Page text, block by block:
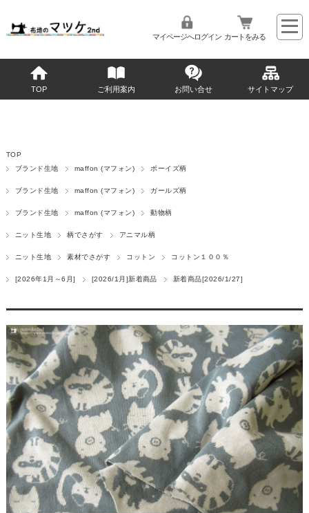
マイページへログイン カートをみる
TOP ご利用案内 お問い合せ サイトマップ
TOP
ブランド生地
maffon (マフォン) ボーイズ柄
ブランド生地 maffon (マフォン) ガールズ柄
ブランド生地 maffon (マフォン) 動物柄
ニット生地 柄でさがす アニマル柄
ニット生地 素材でさがす コットン コットン１００％
[2026年1月～6月] [2026/1月]新着商品 新着商品[2026/1/27]